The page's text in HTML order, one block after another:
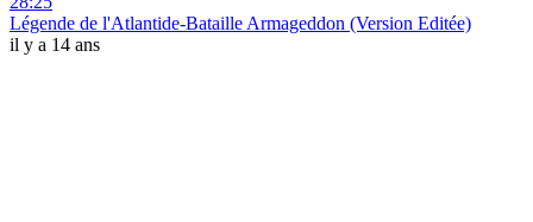
Légende de l'Atlantide-Bataille Armageddon (Version Editée)
il y a 14 ans